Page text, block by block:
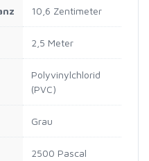
10,6 Zentimeter
2,5 Meter
Polyvinylchlorid
(PVC)
Grau
2500 Pascal